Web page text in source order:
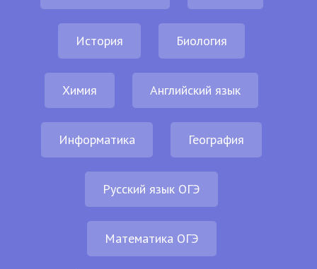
История Биология
Химия Английский язык
Информатика География
Русский язык ОГЭ
Математика ОГЭ